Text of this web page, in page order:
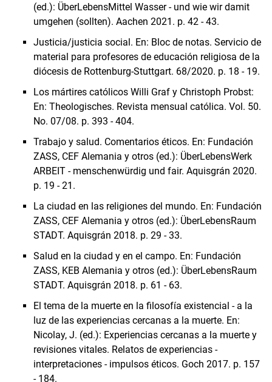
(ed.): ÜberLebensMittel Wasser - und wie wir damit
umgehen (sollten). Aachen 2021. p. 42 - 43.
Justicia/justicia social. En: Bloc de notas. Servicio de
material para profesores de educación religiosa de la
diócesis de Rottenburg-Stuttgart. 68/2020. p. 18 - 19.
Los mártires católicos Willi Graf y Christoph Probst:
En: Theologisches. Revista mensual católica. Vol. 50.
No. 07/08. p. 393 - 404.
Trabajo y salud. Comentarios éticos. En: Fundación
ZASS, CEF Alemania y otros (ed.): ÜberLebensWerk
ARBEIT - menschenwürdig und fair. Aquisgrán 2020.
p. 19 - 21.
La ciudad en las religiones del mundo. En: Fundación
ZASS, CEF Alemania y otros (ed.): ÜberLebensRaum
STADT. Aquisgrán 2018. p. 29 - 33.
Salud en la ciudad y en el campo. En: Fundación
ZASS, KEB Alemania y otros (ed.): ÜberLebensRaum
STADT. Aquisgrán 2018. p. 61 - 63.
El tema de la muerte en la filosofía existencial - a la
luz de las experiencias cercanas a la muerte. En:
Nicolay, J. (ed.): Experiencias cercanas a la muerte y
revisiones vitales. Relatos de experiencias -
interpretaciones - impulsos éticos. Goch 2017. p. 157
- 184.